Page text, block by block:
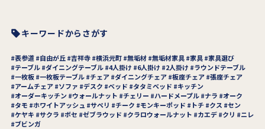
キーワードからさがす
表参道 自由が丘 吉祥寺 横浜元町 無垢材 無垢材家具 家具
家具選び
テーブル ダイニングテーブル 4人掛け 6人掛け 2人掛け
ラウンドテーブル
一枚板 一枚板テーブル チェア ダイニングチェア 板座チェア 張座チェア
アームチェア
ソファ デスク ベッド タタミベッド
キッチン
オーダーキッチン
ウォールナット チェリー ハードメープル ナラ
オーク
タモ
ホワイトアッシュ サペリ チーク モンキーポッド トチ クス
セン
ケヤキ
サクラ ボセ ゼブラウッド クラロウォールナット カエデ クリ
ニレ
ブビンガ